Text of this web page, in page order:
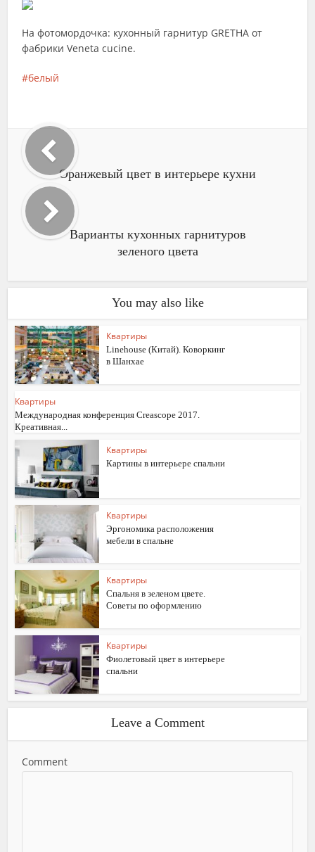
На фотомордочка: кухонный гарнитур GRETHA от
фабрики Veneta cucine.
белый
Оранжевый цвет в интерьере кухни
Варианты кухонных гарнитуров
зеленого цвета
You may also like
Квартиры
Linehouse (Китай). Коворкинг
в Шанхае
Квартиры
Международная конференция Creascope 2017.
Креативная...
Квартиры
Картины в интерьере спальни
Квартиры
Эргономика расположения
мебели в спальне
Квартиры
Спальня в зеленом цвете.
Советы по оформлению
Квартиры
Фиолетовый цвет в интерьере
спальни
Leave a Comment
Comment